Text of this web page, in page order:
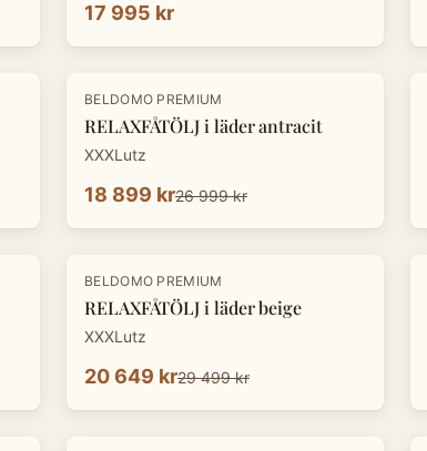
17 995 kr
-30 %
BELDOMO PREMIUM
RELAXFÅTÖLJ i läder antracit
XXXLutz
18 899 kr26 999 kr
-30 %
BELDOMO PREMIUM
RELAXFÅTÖLJ i läder beige
XXXLutz
20 649 kr29 499 kr